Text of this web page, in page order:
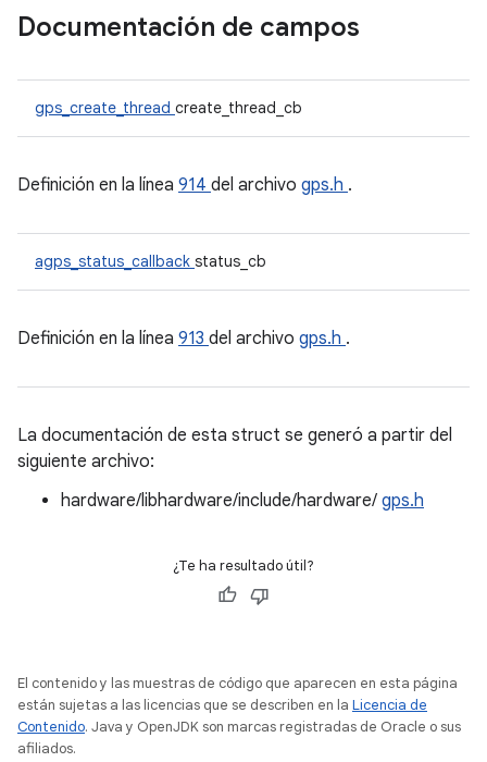
Documentación de campos
gps_create_thread create_thread_cb
Definición en la línea 914 del archivo gps.h .
agps_status_callback status_cb
Definición en la línea 913 del archivo gps.h .
La documentación de esta struct se generó a partir del
siguiente archivo:
hardware/libhardware/include/hardware/ gps.h
¿Te ha resultado útil?
El contenido y las muestras de código que aparecen en esta página
están sujetas a las licencias que se describen en la Licencia de
Contenido. Java y OpenJDK son marcas registradas de Oracle o sus
afiliados.